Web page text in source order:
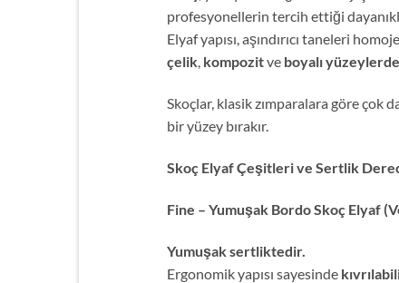
profesyonellerin tercih ettiği
Elyaf yapısı, aşındırıcı taneleri
çelik, kompozitve boyalı yüzeylerde
Skoçlar, klasik zımparalara göre çok
bir yüzey bırakır.
Skoç Elyaf Çeşitleri ve Sertlik
Fine – Yumuşak Bordo Skoç Elyaf
Yumuşak sertliktedir.
Ergonomik yapısı sayesinde